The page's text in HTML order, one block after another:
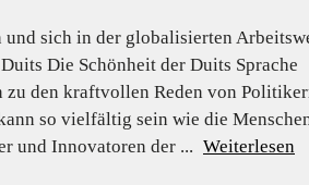
sich in der globalisierten
Die Schönheit der Duits Sprache
den kraftvollen Reden von
so vielfältig sein wie die
und Innovatoren der ... Weiterlesen